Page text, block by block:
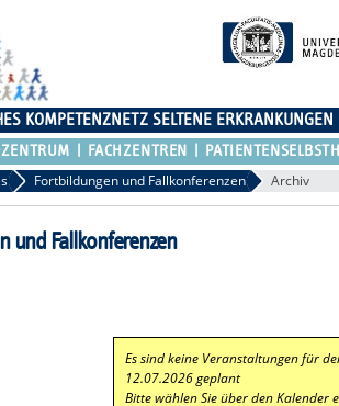
KOMPETENZNETZ SELTENE ERKRANKUNGEN
FACHZENTREN
Fortbildungen und Fallkonferenzen Archiv
und Fallkonferenzen
Es sind keine Veranstaltungen für
12.07.2026 geplant
Bitte wählen Sie über den Kalender